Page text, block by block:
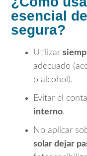
esencial
segura?
Utilizar
adecuado
o alcohol).
Evitar el
interno.
No aplicar
solar dejar